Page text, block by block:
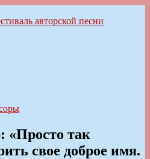
песни
«Просто так
свое доброе имя.